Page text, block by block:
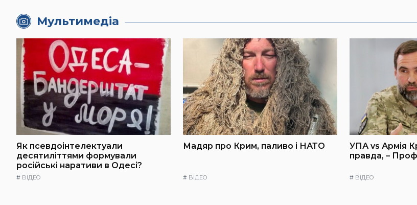
Мультимедіа
Як псевдоінтелектуали
десятиліттями формували
російські наративи в Одесі?
# ВІДЕО
Мадяр про Крим, паливо і НАТО
# ВІДЕО
УПА vs Армія
правда, –
# ВІДЕО